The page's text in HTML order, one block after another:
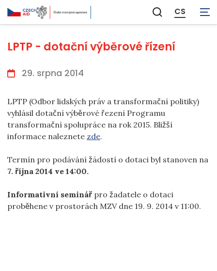
Zobrazit
vyhledávání
CS
LPTP - dotační výběrové řízení
29. srpna 2014
LPTP (Odbor lidských práv a transformační politiky)
vyhlásil dotační výběrové řezení Programu
transformační spolupráce na rok 2015. Bližší
informace naleznete zde.
Termín pro podávání žádostí o dotaci byl stanoven na
7. října 2014 ve 14:00.
Informativní seminář pro žadatele o dotaci
proběhene v prostorách MZV dne 19. 9. 2014 v 11:00.